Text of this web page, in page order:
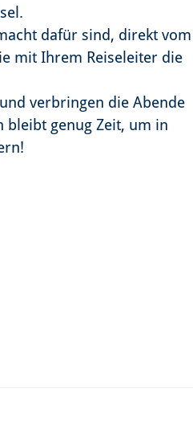
dafür sind, direkt vom
mit Ihrem Reiseleiter die
verbringen die Abende
genug Zeit, um in